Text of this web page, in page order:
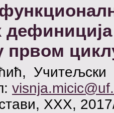
првом
Учитељски
XXX,